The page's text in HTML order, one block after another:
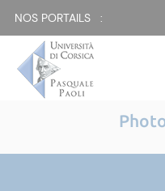
NOS PORTAILS :